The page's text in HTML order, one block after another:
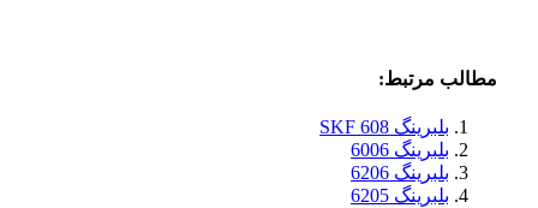
مطالب مرتبط:
بلبرینگ 608 SKF
بلبرینگ 6006
بلبرینگ 6206
بلبرینگ 6205